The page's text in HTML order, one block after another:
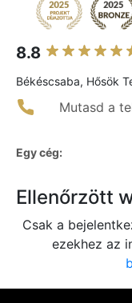
8.8
Békéscsaba, Hősök
Mutasd a
Egy cég:
Ellenőrzött
Csak a
ezekhez az